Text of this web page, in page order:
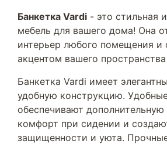
Банкетка Vardi - это стильная
мебель для вашего дома! Она
интерьер любого помещения и
акцентом вашего пространства
Банкетка Vardi имеет
удобную конструкцию.
обеспечивают
комфорт при сидении и
защищенности и уюта.